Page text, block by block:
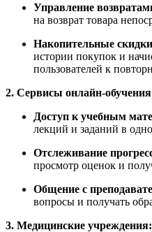
Управление
на возврат товара
Накопительные
истории покупок и
пользователей к
2. Сервисы онлайн-
Доступ к учебным
лекций и заданий в
Отслеживание
просмотр оценок и
Общение с
вопросы и получать
3. Медицинские учреждения: